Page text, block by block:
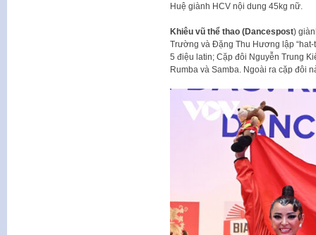
Huệ giành HCV nội dung 45kg nữ.
Khiêu vũ thể thao (Dancespost)
Trường và Đặng Thu Hương lập
5 điệu latin; Cặp đôi Nguyễn Trung
Rumba và Samba. Ngoài ra cặp đôi